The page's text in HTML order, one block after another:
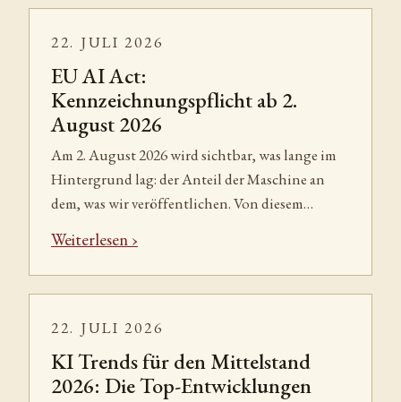
22. JULI 2026
EU AI Act:
Kennzeichnungspflicht ab 2.
August 2026
Am 2. August 2026 wird sichtbar, was lange im
Hintergrund lag: der Anteil der Maschine an
dem, was wir veröffentlichen. Von diesem…
Weiterlesen
22. JULI 2026
KI Trends für den Mittelstand
2026: Die Top-Entwicklungen